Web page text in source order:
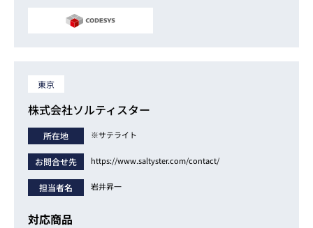
東京
株式会社ソルティスター
所在地 ※サテライト
お問合せ先 https://www.saltyster.com/contact/
担当者名 岩井昇一
対応商品